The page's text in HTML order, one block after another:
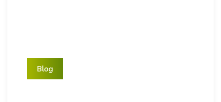
Blog